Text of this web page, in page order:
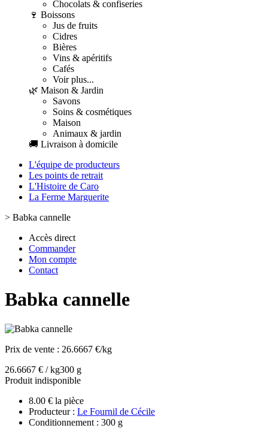
Chocolats & confiseries
🍷 Boissons
Jus de fruits
Cidres
Bières
Vins & apéritifs
Cafés
Voir plus...
🌿 Maison & Jardin
Savons
Soins & cosmétiques
Maison
Animaux & jardin
🚚 Livraison à domicile
L'équipe de producteurs
Les points de retrait
L'Histoire de Caro
La Ferme Marguerite
> Babka cannelle
Accès direct
Commander
Mon compte
Contact
Babka cannelle
Prix de vente : 26.6667 €/kg
26.6667 € / kg300 g
Produit indisponible
8.00 € la pièce
Producteur : Le Fournil de Cécile
Conditionnement : 300 g